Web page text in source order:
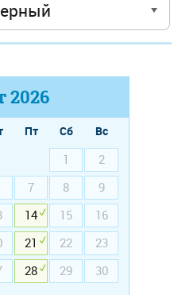
2026
Пт Сб
Вс
1
2
7 8
9
14 15
16
21 22
23
28 29
30